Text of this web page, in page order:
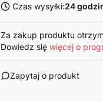
Czas wysyłki:24
Za zakup produktu
Dowiedz się więcej o
Zapytaj o produkt